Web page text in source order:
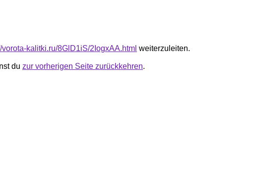
vorota-kalitki.ru/8GlD1iS/2IogxAA.html weiterzuleiten.
du zur vorherigen Seite zurückkehren.